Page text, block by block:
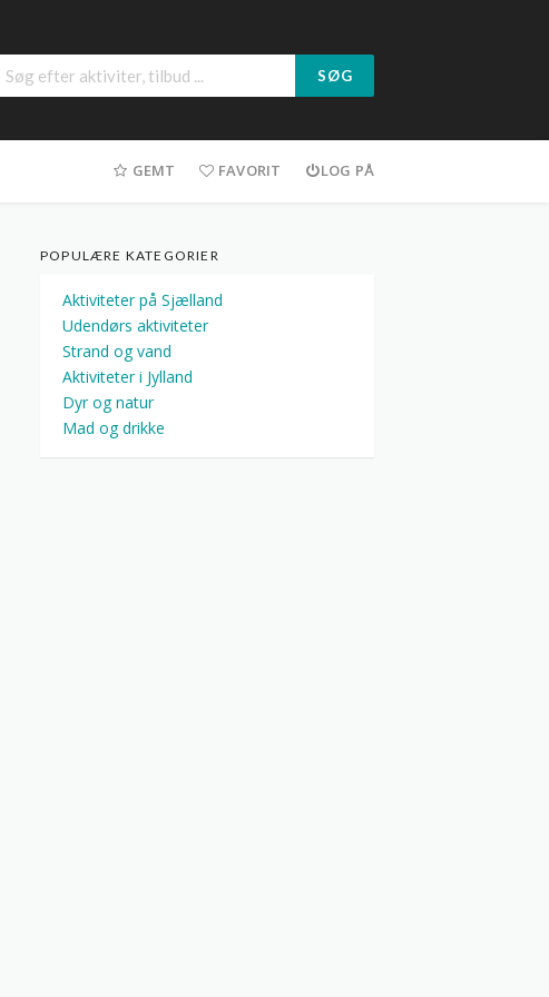
SØG
GEMT FAVORIT LOG PÅ
POPULÆRE KATEGORIER
Aktiviteter på Sjælland
Udendørs aktiviteter
Strand og vand
Aktiviteter i Jylland
Dyr og natur
Mad og drikke